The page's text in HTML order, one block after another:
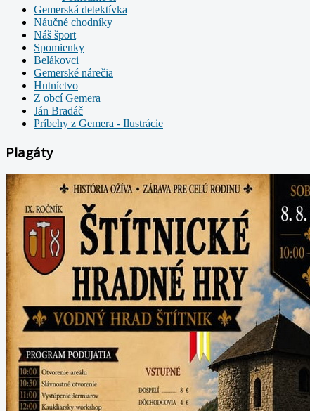
Gemerská detektívka
Náučné chodníky
Náš šport
Spomienky
Belákovci
Gemerské nárečia
Hutníctvo
Z obcí Gemera
Ján Bradáč
Príbehy z Gemera - Ilustrácie
Plagáty